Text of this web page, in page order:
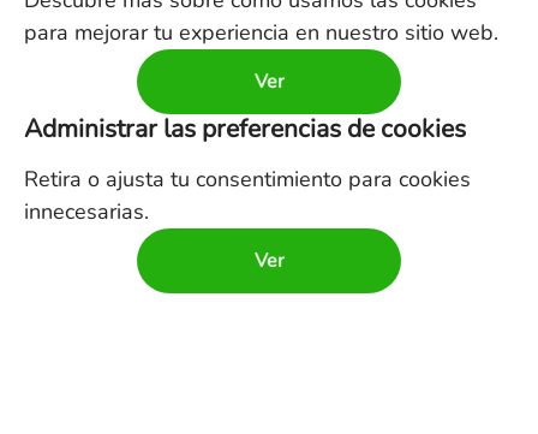
para mejorar tu experiencia en nuestro sitio web.
Ver
Administrar las preferencias de cookies
Retira o ajusta tu consentimiento para cookies
innecesarias.
Ver